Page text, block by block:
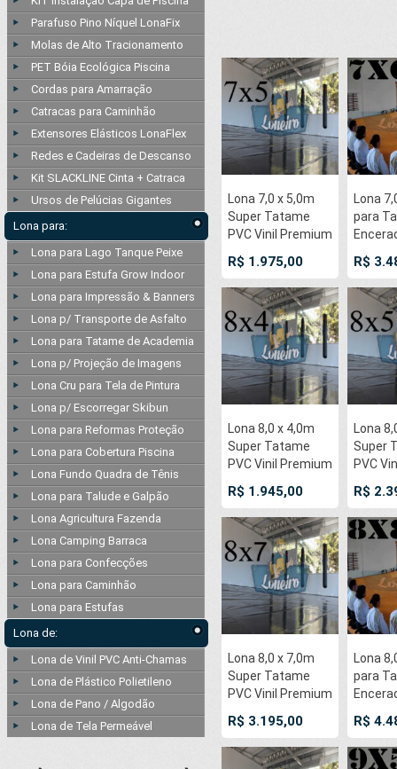
Parafuso Pino Níquel LonaFix
Molas de Alto Tracionamento
PET Bóia Ecológica Piscina
Cordas para Amarração
Catracas para Caminhão
Extensores Elásticos LonaFlex
Redes e Cadeiras de Descanso
Kit SLACKLINE Cinta + Catraca
Ursos de Pelúcias Gigantes
Lona para:
Lona para Lago Tanque Peixe
Lona para Estufa Grow Indoor
Lona para Impressão & Banners
Lona p/ Transporte de Asfalto
Lona para Tatame de Academia
Lona p/ Projeção de Imagens
Lona Cru para Tela de Pintura
Lona p/ Escorregar Skibun
Lona para Reformas Proteção
Lona para Cobertura Piscina
Lona Fundo Quadra de Tênis
Lona para Talude e Galpão
Lona Agricultura Fazenda
Lona Camping Barraca
Lona para Confecções
Lona para Caminhão
Lona para Estufas
Lona de:
Lona de Vinil PVC Anti-Chamas
Lona de Plástico Polietileno
Lona de Pano / Algodão
Lona de Tela Permeável
Lona 7,0 x 5,0m
Super Tatame
PVC Vinil Premium
esportes JiuJitSu
Muay-Thay Boxe
MMA UFC
Academias
Danças
R$ 1.975,00
Lona
para
Cotton
Caqui
Thay
UFC
R$
Lona 8,0 x 4,0m
Super Tatame
PVC Vinil Premium
esportes JiuJitSu
Muay-Thay Boxe
MMA UFC
Academias
Danças
R$ 1.945,00
Lona
Super
PVC
Muay-
MMA
Danças
R$
Lona 8,0 x 7,0m
Super Tatame
PVC Vinil Premium
esportes JiuJitSu
Muay-Thay Boxe
MMA UFC
R$ 3.195,00
Lona
para
Cotton
Caqui :
R$